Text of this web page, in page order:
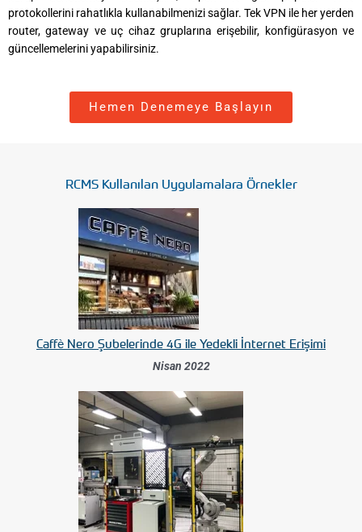
protokollerini rahatlıkla kullanabilmenizi sağlar. Tek VPN ile her yerden
router, gateway ve uç cihaz gruplarına erişebilir, konfigürasyon ve
güncellemelerini yapabilirsiniz.
Hemen Denemeye Başlayın
RCMS Kullanılan Uygulamalara Örnekler
Caffè Nero Şubelerinde 4G ile Yedekli İnternet Erişimi​
Nisan 2022